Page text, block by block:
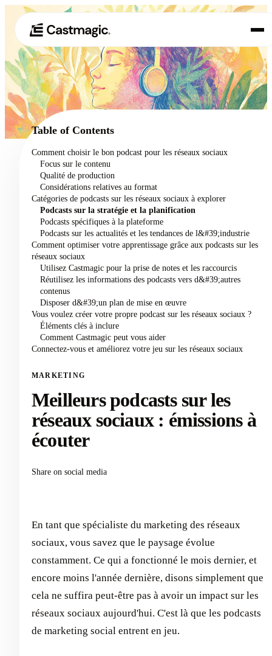
01 Produit
02 Cas d'utilisation
Tarification
À propos de nous
Table of Contents
Comment choisir le bon podcast pour les réseaux sociaux
Focus sur le contenu
Qualité de production
Considérations relatives au format
Catégories de podcasts sur les réseaux sociaux à explorer
Podcasts sur la stratégie et la planification
Podcasts spécifiques à la plateforme
Podcasts sur les actualités et les tendances de l&#39;industrie
Comment optimiser votre apprentissage grâce aux podcasts sur les
réseaux sociaux
Utilisez Castmagic pour la prise de notes et les raccourcis
Réutilisez les informations des podcasts vers d&#39;autres
contenus
Disposer d&#39;un plan de mise en œuvre
Vous voulez créer votre propre podcast sur les réseaux sociaux ?
Éléments clés à inclure
Comment Castmagic peut vous aider
Connectez-vous et améliorez votre jeu sur les réseaux sociaux
MARKETING
Meilleurs podcasts sur les
réseaux sociaux : émissions à
écouter
Share on social media
En tant que spécialiste du marketing des réseaux
sociaux, vous savez que le paysage évolue
constamment. Ce qui a fonctionné le mois dernier, et
encore moins l'année dernière, disons simplement que
cela ne suffira peut-être pas à avoir un impact sur les
réseaux sociaux aujourd'hui. C'est là que les podcasts
de marketing social entrent en jeu.